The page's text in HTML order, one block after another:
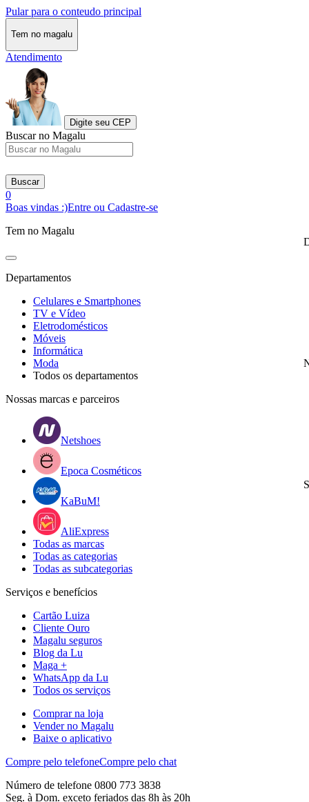
Pular para o conteudo principal
Tem no magalu
Atendimento
Digite seu CEP
Buscar no Magalu
Buscar
0
Boas vindas :)Entre ou Cadastre-se
Tem no Magalu
Departamentos
Celulares e Smartphones
TV e Vídeo
Eletrodomésticos
Móveis
Informática
Moda
Todos os departamentos
Nossas marcas e parceiros
Netshoes
Epoca Cosméticos
KaBuM!
AliExpress
Todas as marcas
Todas as categorias
Todas as subcategorias
Serviços e benefícios
Cartão Luiza
Cliente Ouro
Magalu seguros
Blog da Lu
Maga +
WhatsApp da Lu
Todos os serviços
Comprar na loja
Vender no Magalu
Baixe o aplicativo
Compre pelo telefoneCompre pelo chat
Número de telefone 0800 773 3838
Seg. à Dom. exceto feriados das 8h às 20h